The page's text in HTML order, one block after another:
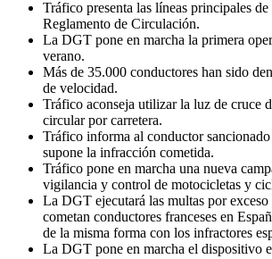
Tráfico presenta las líneas principales
Reglamento de Circulación.
La DGT pone en marcha la primera
verano.
Más de 35.000 conductores han sido
de velocidad.
Tráfico aconseja utilizar la luz de cruce
circular por carretera.
Tráfico informa al conductor
supone la infracción cometida.
Tráfico pone en marcha una nueva
vigilancia y control de motocicletas y
La DGT ejecutará las multas por
cometan conductores franceses en
de la misma forma con los infractores
La DGT pone en marcha el dispositivo